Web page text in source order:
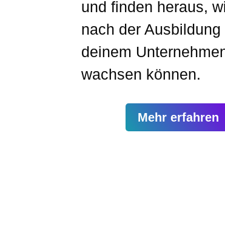
und finden heraus,
nach der Ausbildung
deinem
wachsen können.
Mehr erfahren